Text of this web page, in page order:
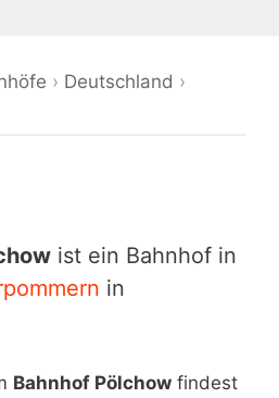
› Deutschland ›
ist ein Bahnhof in
in
Bahnhof Pölchow findest